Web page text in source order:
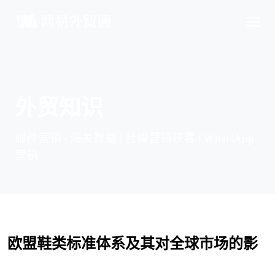
欧盟鞋类标准体系及其对全球市场的影